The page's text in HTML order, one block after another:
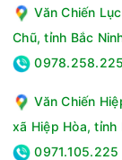
Văn Chiến
Chũ, tỉnh Bắc
0978.258.225
Văn Chiến
xã Hiệp Hòa, tỉnh
0971.105.225